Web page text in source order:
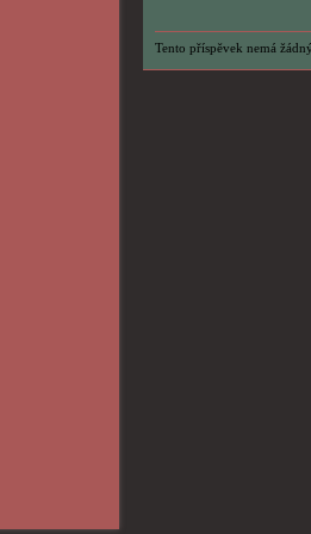
Tento příspěvek nemá